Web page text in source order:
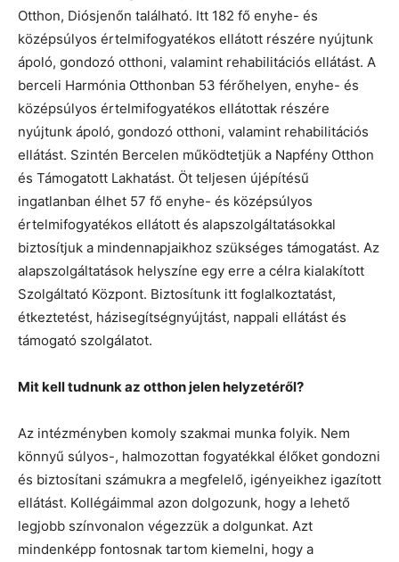
Otthon, Diósjenőn található. Itt 182 fő enyhe- és
középsúlyos értelmifogyatékos ellátott részére nyújtunk
ápoló, gondozó otthoni, valamint rehabilitációs ellátást. A
berceli Harmónia Otthonban 53 férőhelyen, enyhe- és
középsúlyos értelmifogyatékos ellátottak részére
nyújtunk ápoló, gondozó otthoni, valamint rehabilitációs
ellátást. Szintén Bercelen működtetjük a Napfény Otthon
és Támogatott Lakhatást. Öt teljesen újépítésű
ingatlanban élhet 57 fő enyhe- és középsúlyos
értelmifogyatékos ellátott és alapszolgáltatásokkal
biztosítjuk a mindennapjaikhoz szükséges támogatást. Az
alapszolgáltatások helyszíne egy erre a célra kialakított
Szolgáltató Központ. Biztosítunk itt foglalkoztatást,
étkeztetést, házisegítségnyújtást, nappali ellátást és
támogató szolgálatot.
Mit kell tudnunk az otthon jelen helyzetéről?
Az intézményben komoly szakmai munka folyik. Nem
könnyű súlyos-, halmozottan fogyatékkal élőket gondozni
és biztosítani számukra a megfelelő, igényeikhez igazított
ellátást. Kollégáimmal azon dolgozunk, hogy a lehető
legjobb színvonalon végezzük a dolgunkat. Azt
mindenképp fontosnak tartom kiemelni, hogy a